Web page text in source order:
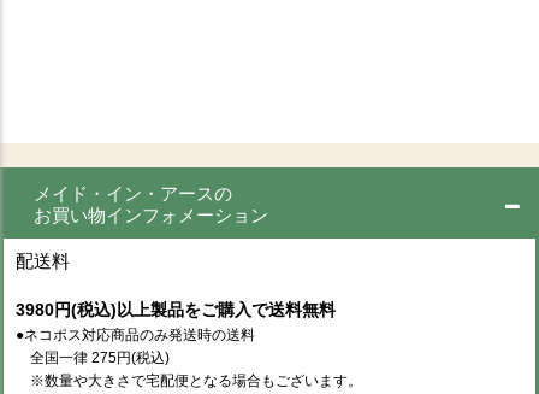
メイド・イン・アースの
お買い物インフォメーション
配送料
3980円(税込)以上製品をご購入で送料無料
●ネコポス対応商品のみ発送時の送料
全国一律 275円(税込)
※数量や大きさで宅配便となる場合もございます。